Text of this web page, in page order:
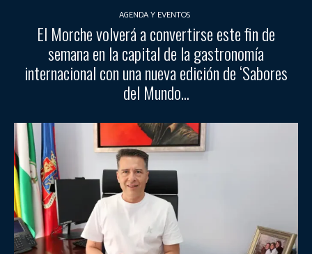
AGENDA Y EVENTOS
El Morche volverá a convertirse este fin de
semana en la capital de la gastronomía
internacional con una nueva edición de ‘Sabores
del Mundo...